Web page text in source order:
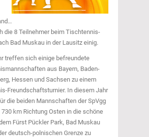
die 8 Teilnehmer beim Tischtennis-
Bad Muskau in der Lausitz einig.
treffen sich einige befreundete
aus Bayern, Baden-
Hessen und Sachsen zu einem
Freundschaftsturnier. In diesem Jahr
die beiden Mannschaften der SpVgg
km Richtung Osten in die schöne
Fürst Pückler Park, Bad Muskau
deutsch-polnischen Grenze zu